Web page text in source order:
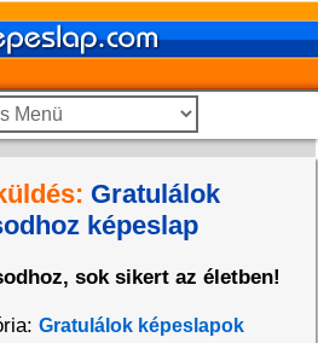
Gratulálok
képeslap
sok sikert az életben!
Gratulálok képeslapok